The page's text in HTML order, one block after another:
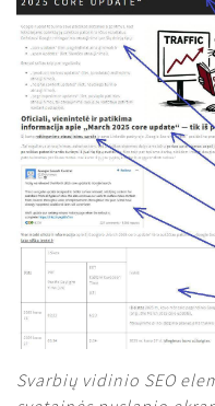
Svarbių vidinio SEO